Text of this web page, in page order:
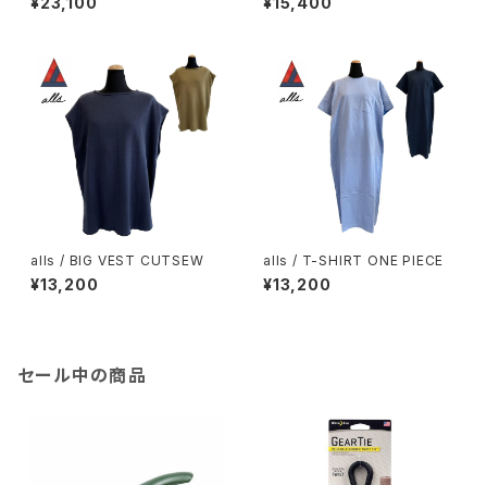
alls / BIG VEST CUTSEW
¥13,200
alls / T-SHIRT ONE PIECE
¥13,200
セール中の商品